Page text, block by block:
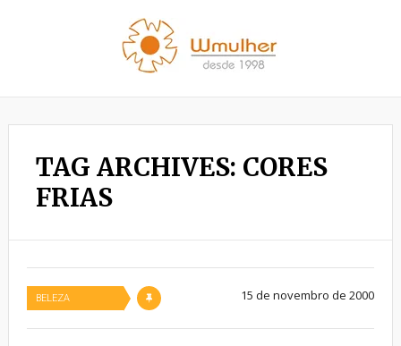
TAG ARCHIVES: CORES
FRIAS
BELEZA 15 de novembro de 2000